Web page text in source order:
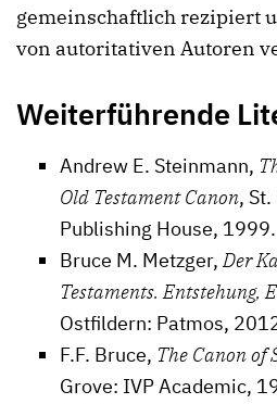
gemeinschaftlich rezipiert
von autoritativen Autoren
Weiterführende
Andrew E. Steinmann,
Old Testament Canon,
Publishing House, 1999.
Bruce M. Metzger,Der
Testaments. Entstehung,
Ostfildern: Patmos,
F.F. Bruce, The Canon of
Grove: IVP Academic,